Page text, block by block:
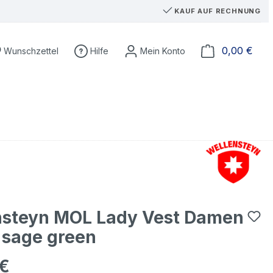
KAUF AUF RECHNUNG
Du hast 0 Produkte auf dem Merkzettel
Wunschzettel Hilfe 0,00 €
MOL Lady Vest Damen
green